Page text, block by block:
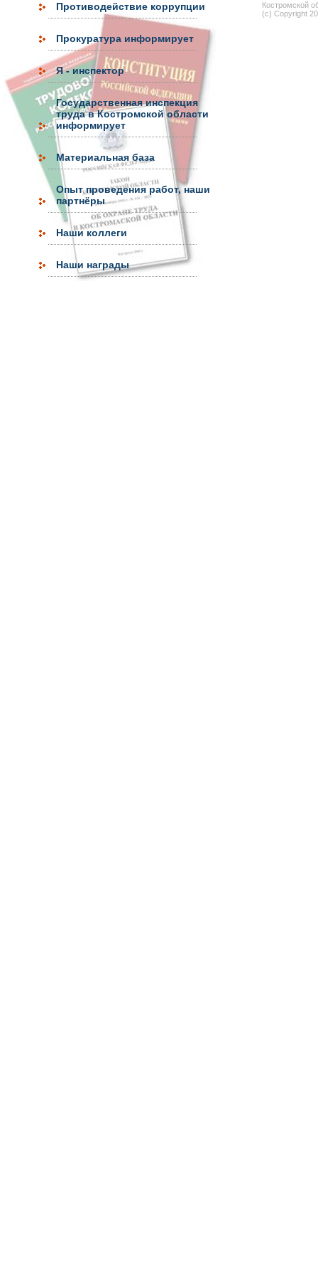
Противодействие коррупции
Прокуратура информирует
Я - инспектор
Государственная инспекция
труда в Костромской области
информирует
Материальная база
Опыт проведения работ, наши
партнёры
Наши коллеги
Наши награды
Костромской
(c) Copyright